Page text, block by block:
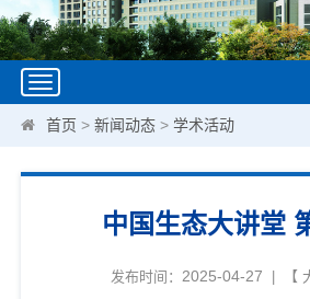
Toggle
navigation
首页 >新闻动态 >学术活动
中国生态大讲堂
发布时间： 2025-04-27 | 【